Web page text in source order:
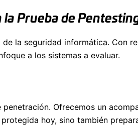
Prueba de
la seguridad informática.
a los sistemas a evaluar.
Ofrecemos un
hoy, sino también